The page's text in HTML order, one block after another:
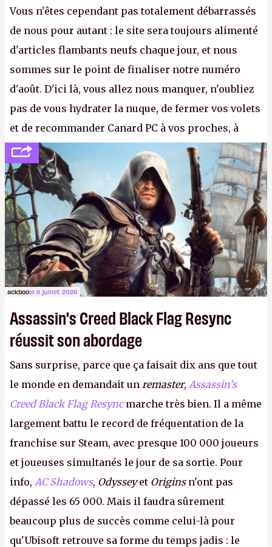
Vous n'êtes cependant pas totalement débarrassés
de nous pour autant : le site sera toujours alimenté
d'articles flambants neufs chaque jour, et nous
sommes sur le point de finaliser notre numéro
d'août. D'ici là, vous allez nous manquer, n'oubliez
pas de vous hydrater la nuque, de fermer vos volets
et de recommander Canard PC à vos proches, à
votre famille et aux inconnus que vous croisez
dans la rue. Bon été à tous ! –ER.
ackboole 11 juillet 2026
Assassin's Creed Black Flag Resync
réussit son abordage
Sans surprise, parce que ça faisait dix ans que tout
le monde en demandait un remaster, Assassin's
Creed Black Flag Resyncmarche très bien. Il a même
largement battu le record de fréquentation de la
franchise sur Steam, avec presque 100 000 joueurs
et joueuses simultanés le jour de sa sortie. Pour
info, AC Shadows, Odysseyet Originsn'ont pas
dépassé les 65 000. Mais il faudra sûrement
beaucoup plus de succès comme celui-là pour
qu'Ubisoft retrouve sa forme du temps jadis : le